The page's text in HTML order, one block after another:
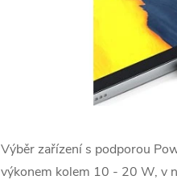
Výběr zařízení s podporou
výkonem kolem 10 - 20 W, v